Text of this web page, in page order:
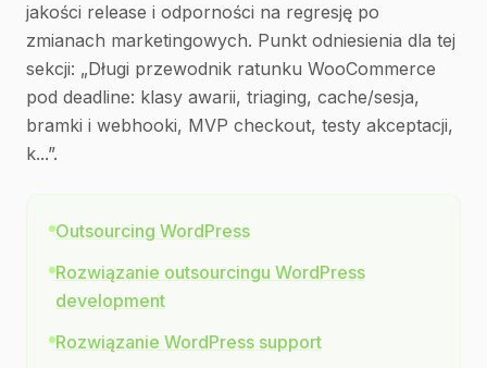
jakości release i odporności na regresję po
zmianach marketingowych. Punkt odniesienia dla tej
sekcji: „Długi przewodnik ratunku WooCommerce
pod deadline: klasy awarii, triaging, cache/sesja,
bramki i webhooki, MVP checkout, testy akceptacji,
k...”.
Outsourcing WordPress
Rozwiązanie outsourcingu WordPress
development
Rozwiązanie WordPress support